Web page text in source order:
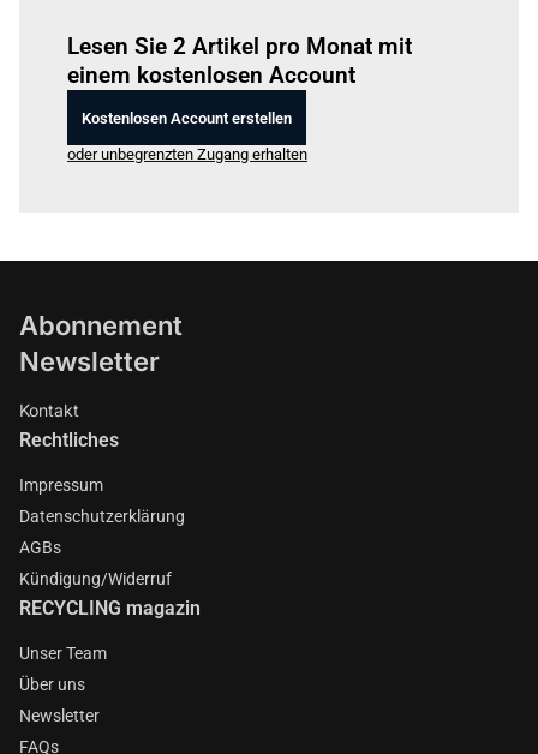
Lesen Sie 2 Artikel pro Monat mit
einem kostenlosen Account
Kostenlosen Account erstellen
oder unbegrenzten Zugang erhalten
Abonnement
Newsletter
Kontakt
Rechtliches
Impressum
Datenschutzerklärung
AGBs
Kündigung/Widerruf
RECYCLING magazin
Unser Team
Über uns
Newsletter
FAQs